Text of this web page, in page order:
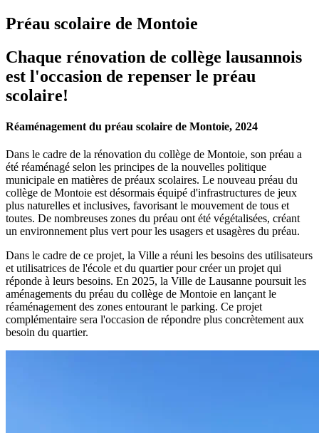
Préau scolaire de Montoie
Chaque rénovation de collège lausannois
est l'occasion de repenser le préau
scolaire!
Réaménagement du préau scolaire de Montoie, 2024
Dans le cadre de la rénovation du collège de Montoie, son préau a
été réaménagé selon les principes de la nouvelles politique
municipale en matières de préaux scolaires. Le nouveau préau du
collège de Montoie est désormais équipé d'infrastructures de jeux
plus naturelles et inclusives, favorisant le mouvement de tous et
toutes. De nombreuses zones du préau ont été végétalisées, créant
un environnement plus vert pour les usagers et usagères du préau.
Dans le cadre de ce projet, la Ville a réuni les besoins des utilisateurs
et utilisatrices de l'école et du quartier pour créer un projet qui
réponde à leurs besoins. En 2025, la Ville de Lausanne poursuit les
aménagements du préau du collège de Montoie en lançant le
réaménagement des zones entourant le parking. Ce projet
complémentaire sera l'occasion de répondre plus concrètement aux
besoin du quartier.